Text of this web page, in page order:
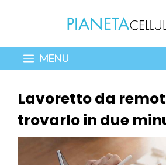
contenuto
MENU
Lavoretto da
trovarlo in due